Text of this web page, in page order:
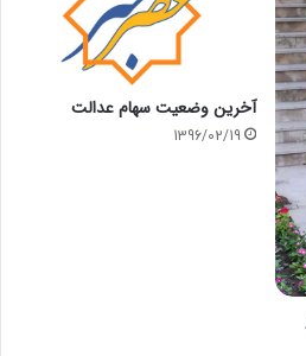
آخرین وضعیت سهام عدالت
1396/02/19